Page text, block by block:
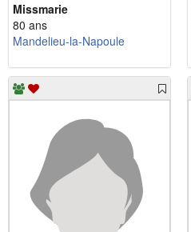
Missmarie
80 ans
Mandelieu-la-Napoule